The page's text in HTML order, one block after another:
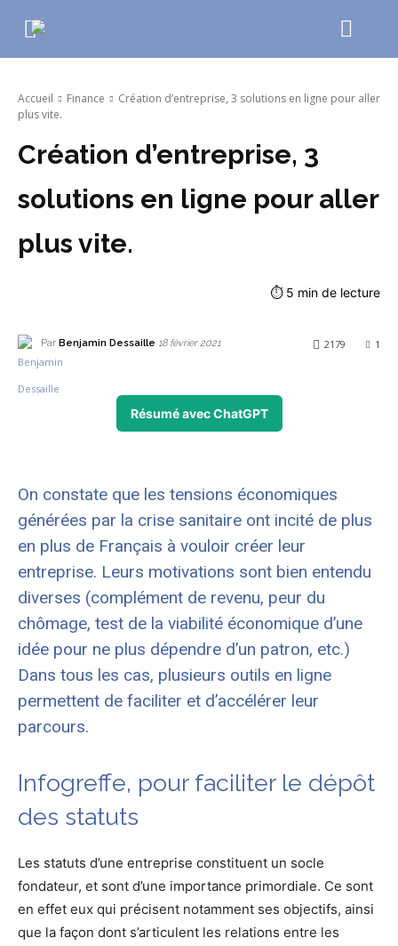
Accueil Finance
Création d’entreprise, 3 solutions en ligne pour aller
plus vite.
Création d’entreprise, 3
solutions en ligne pour aller
plus vite.
⏱ 5 min de lecture
Par Benjamin Dessaille 18 février 2021 1
2179
Résumé avec ChatGPT
On constate que les tensions économiques
générées par la crise sanitaire ont incité de plus
en plus de Français à vouloir créer leur
entreprise. Leurs motivations sont bien entendu
diverses (complément de revenu, peur du
chômage, test de la viabilité économique d’une
idée pour ne plus dépendre d’un patron, etc.)
Dans tous les cas, plusieurs outils en ligne
permettent de faciliter et d’accélérer leur
parcours.
Infogreffe, pour faciliter le dépôt
des statuts
Les statuts d’une entreprise constituent un socle
fondateur, et sont d’une importance primordiale. Ce sont
en effet eux qui précisent notamment ses objectifs, ainsi
que la façon dont s’articulent les relations entre les